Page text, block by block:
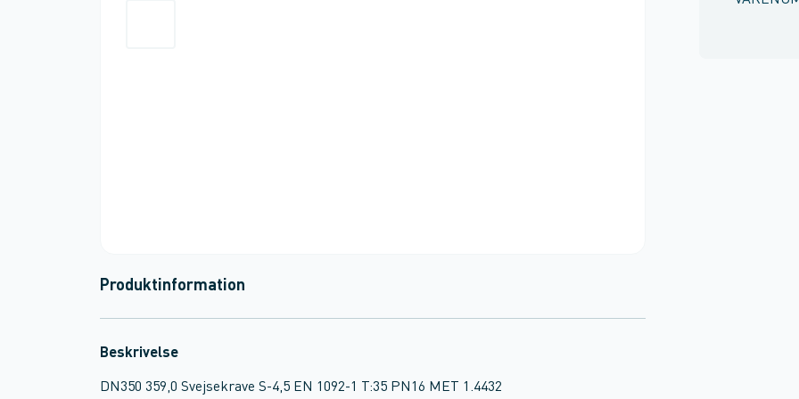
Produktinformation
Beskrivelse
DN350 359,0 Svejsekrave S-4,5 EN 1092-1 T:35 PN16 MET 1.4432